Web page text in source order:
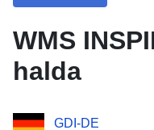
WMS
halda
GDI-DE